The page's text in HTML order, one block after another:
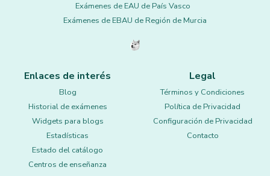
Exámenes de EAU de País Vasco
Exámenes de EBAU de Región de Murcia
Enlaces de interés
Blog
Historial de exámenes
Widgets para blogs
Estadísticas
Estado del catálogo
Centros de enseñanza
Legal
Términos y Condiciones
Política de Privacidad
Configuración de Privacidad
Contacto